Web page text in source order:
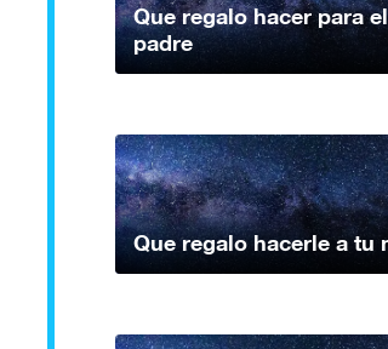
Que regalo hacer para
padre
Que regalo hacerle a tu